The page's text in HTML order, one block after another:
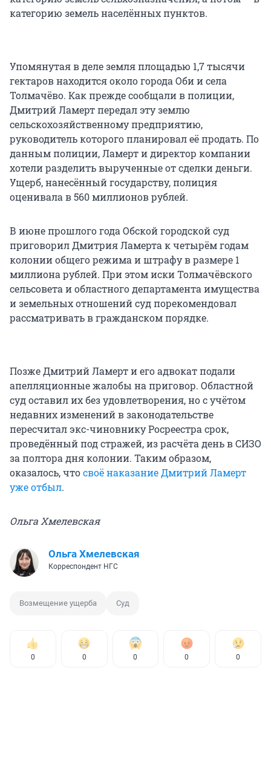
категорию земель населённых пунктов.
Упомянутая в деле земля площадью 1,7 тысячи
гектаров находится около города Оби и села
Толмачёво. Как прежде сообщали в полиции,
Дмитрий Ламерт передал эту землю
сельскохозяйственному предприятию,
руководитель которого планировал её продать. По
данным полиции, Ламерт и директор компании
хотели разделить вырученные от сделки деньги.
Ущерб, нанесённый государству, полиция
оценивала в 560 миллионов рублей.
В июне прошлого года Обской городской суд
приговорил Дмитрия Ламерта к четырём годам
колонии общего режима и штрафу в размере 1
миллиона рублей. При этом иски Толмачёвского
сельсовета и областного департамента имущества
и земельных отношений суд порекомендовал
рассматривать в гражданском порядке.
Позже Дмитрий Ламерт и его адвокат подали
апелляционные жалобы на приговор. Областной
суд оставил их без удовлетворения, но с учётом
недавних изменений в законодательстве
пересчитал экс-чиновнику Росреестра срок,
проведённый под стражей, из расчёта день в СИЗО
за полтора дня колонии. Таким образом,
оказалось, чтосвоё наказание Дмитрий Ламерт
уже отбыл.
Ольга Хмелевская
Ольга Хмелевская
Корреспондент НГС
Возмещение ущерба Суд
0 0 0 0 0